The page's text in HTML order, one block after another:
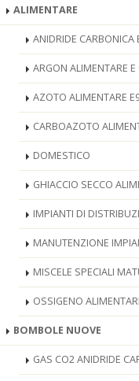
ALIMENTARE
ANIDRIDE CARBONICA
ARGON ALIMENTARE E
AZOTO ALIMENTARE
CARBOAZOTO
DOMESTICO
GHIACCIO SECCO
IMPIANTI DI
MANUTENZIONE
MISCELE SPECIALI
OSSIGENO
BOMBOLE NUOVE
GAS CO2 ANIDRIDE